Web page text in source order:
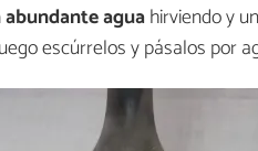
aguahirviendo y
escúrrelos y pásalos por